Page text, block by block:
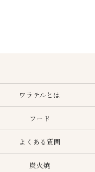
ワラテルとは
フード
よくある質問
炭火焼